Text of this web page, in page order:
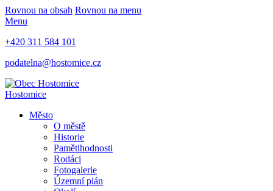
Rovnou na obsah Rovnou na menu
Menu
+420 311 584 101
podatelna@hostomice.cz
Hostomice
Město
O městě
Historie
Pamětihodnosti
Rodáci
Fotogalerie
Územní plán